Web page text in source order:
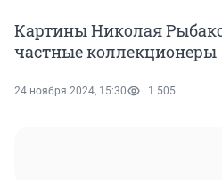
Картины Николая
частные коллекционеры
24 ноября 2024, 15:30 1 505